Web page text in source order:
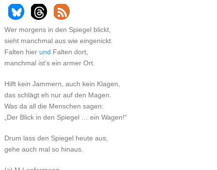
Wer morgens in den Spiegel blickt,
sieht manchmal aus wie eingenickt.
Falten hier und Falten dort,
manchmal ist’s ein armer Ort.
Hilft kein Jammern, auch kein Klagen,
das schlägt eh nur auf den Magen.
Was da all die Menschen sagen:
„Der Blick in den Spiegel … ein Wagen!“
Drum lass den Spiegel heute aus,
gehe auch mal so hinaus.